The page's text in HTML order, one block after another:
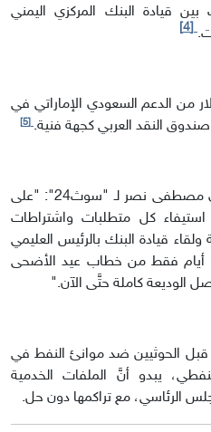
قيادة البنك المركزي اليمني
من الدعم السعودي الإماراتي في
[5]
وحول هذا، قال الخبير الاقتصادي مصطفى نصر لـ "سوث24": "على
استيفاء كل متطلبات واشتراطات
ولقاء قيادة البنك بالرئيس العليمي
أيام فقط من خطاب عيد الأضحى
الوديعة كاملة حتَّى الآن."
قبل الحوثيين ضد موانئ النفط في
يبدو أنَّ الملفات الخدمية
الرئاسي، مع تراكمها دون حل.